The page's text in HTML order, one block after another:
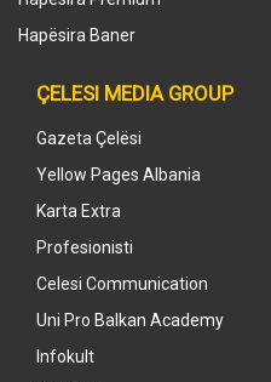
Hapësira Baner
ÇELESI MEDIA GROUP
Gazeta Çelësi
Yellow Pages Albania
Karta Extra
Profesionisti
Celesi Communication
Uni Pro Balkan Academy
Infokult